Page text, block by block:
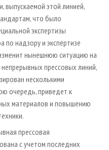
выпускаемой этой линией,
что было
экспертизы
по надзору и экспертизе
нынешнюю ситуацию на
прессовых линий,
несколькими
очередь, приведет к
материалов и повышению
прессовая
с учетом последних